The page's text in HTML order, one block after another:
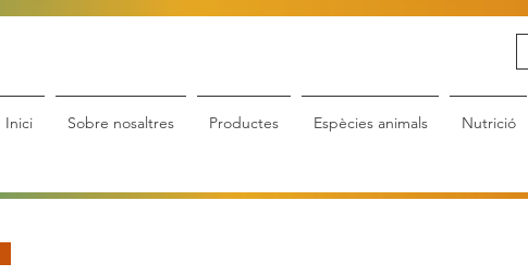
Inici Sobre nosaltres Productes Espècies animals Nutrició